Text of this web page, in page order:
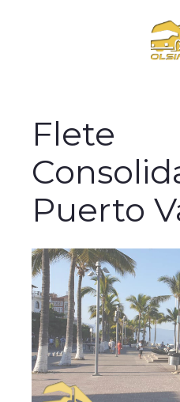
Flete
Puerto